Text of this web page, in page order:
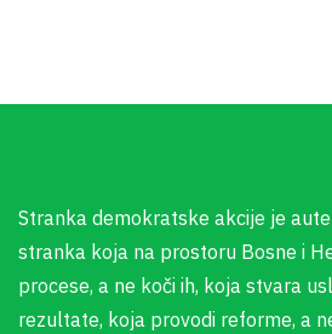
Stranka demokratske akcije je
stranka koja na prostoru Bosne i
procese, a ne koči ih, koja stvara
rezultate, koja provodi reforme, a